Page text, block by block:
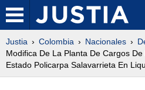
Justia Colombia Nacionales
Modifica De La Planta De Cargos
Estado Policarpa Salavarrieta En